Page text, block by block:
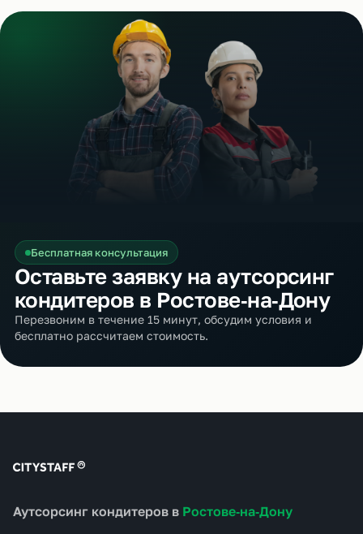
Бесплатная консультация
Оставьте заявку на аутсорсинг
кондитеров в Ростове‑на‑Дону
Перезвоним в течение 15 минут, обсудим условия и
бесплатно рассчитаем стоимость.
Аутсорсинг кондитеров в Ростове‑на‑Дону